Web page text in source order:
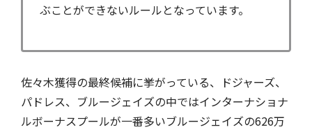
ぶことができないルールとなっています。
佐々木獲得の最終候補に挙がっている、ドジャーズ、
パドレス、ブルージェイズの中ではインターナショナ
ルボーナスプールが一番多いブルージェイズの626万